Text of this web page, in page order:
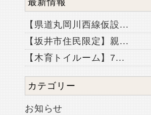
【県道丸岡川西線仮設...
【坂井市住民限定】親...
【木育トイルーム】7...
カテゴリー
お知らせ